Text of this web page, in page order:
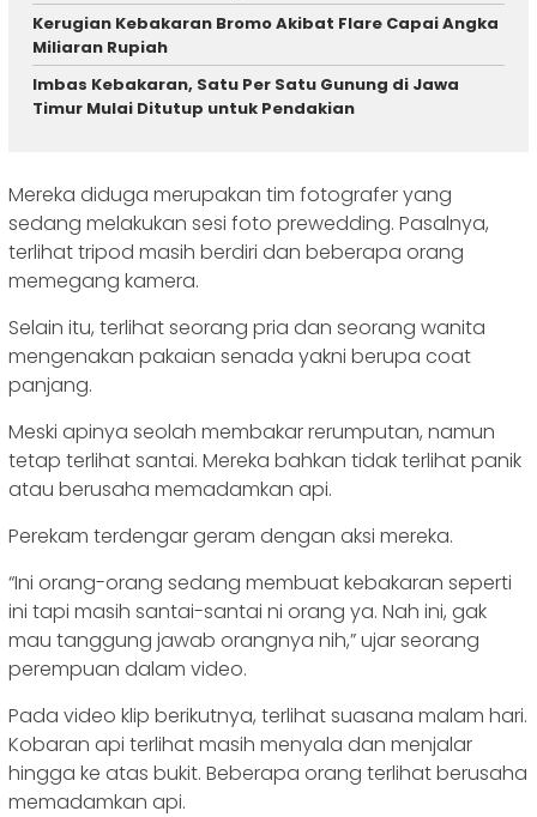
Kerugian Kebakaran Bromo Akibat Flare Capai Angka
Miliaran Rupiah
Imbas Kebakaran, Satu Per Satu Gunung di Jawa
Timur Mulai Ditutup untuk Pendakian
Mereka diduga merupakan tim fotografer yang
sedang melakukan sesi foto prewedding. Pasalnya,
terlihat tripod masih berdiri dan beberapa orang
memegang kamera.
Selain itu, terlihat seorang pria dan seorang wanita
mengenakan pakaian senada yakni berupa coat
panjang.
Meski apinya seolah membakar rerumputan, namun
tetap terlihat santai. Mereka bahkan tidak terlihat panik
atau berusaha memadamkan api.
Perekam terdengar geram dengan aksi mereka.
“Ini orang-orang sedang membuat kebakaran seperti
ini tapi masih santai-santai ni orang ya. Nah ini, gak
mau tanggung jawab orangnya nih,” ujar seorang
perempuan dalam video.
Pada video klip berikutnya, terlihat suasana malam hari.
Kobaran api terlihat masih menyala dan menjalar
hingga ke atas bukit. Beberapa orang terlihat berusaha
memadamkan api.